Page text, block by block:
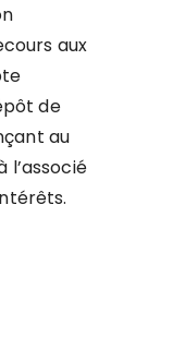
aux
de
au
l’associé